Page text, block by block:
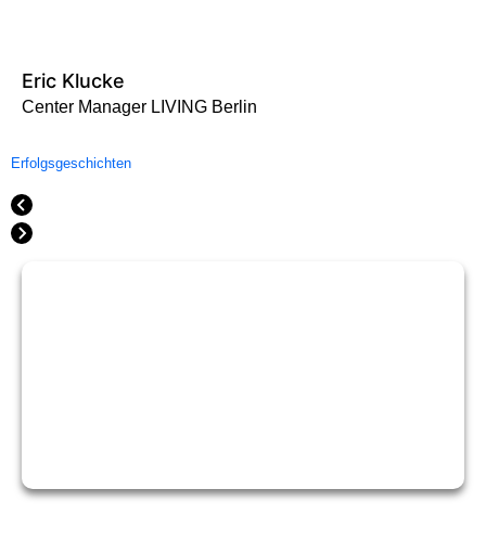
Eric Klucke
Center Manager LIVING Berlin
Erfolgsgeschichten